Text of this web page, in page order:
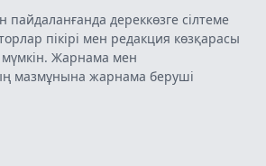
дереккөзге сілтеме
пікірі мен редакция көзқарасы
мүмкін. Жарнама мен
мазмұнына жарнама беруші